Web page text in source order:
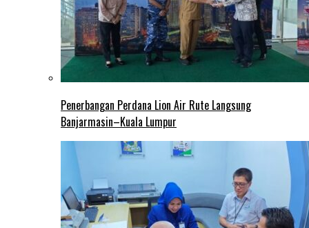
Penerbangan Perdana Lion Air Rute Langsung
Banjarmasin–Kuala Lumpur